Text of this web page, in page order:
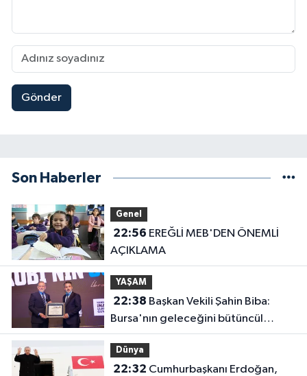
Gönder
Son Haberler
Genel
22:56
AÇIKLAMA
YAŞAM
22:38
Bursa'nın geleceğini bütüncül
anlayışla planlıyoruz
Dünya
22:32